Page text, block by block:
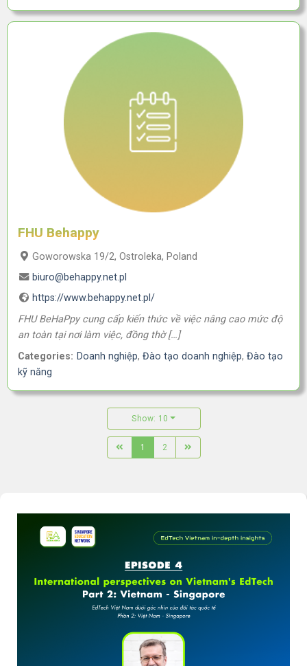
FHU Behappy
Goworowska 19/2, Ostroleka, Poland
biuro@behappy.net.pl
https://www.behappy.net.pl/
FHU BeHaPpy cung cấp kiến thức về việc nâng cao mức độ
an toàn tại nơi làm việc, đồng thờ […]
Categories: Doanh nghiệp, Đào tạo doanh nghiệp, Đào tạo
kỹ năng
Show: 10
1 2